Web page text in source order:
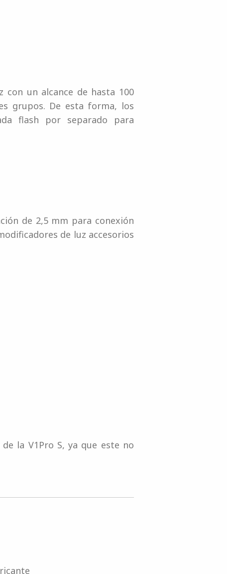
con un alcance de hasta 100
grupos. De esta forma, los
flash por separado para
de 2,5 mm para conexión
de luz accesorios
la V1Pro S, ya que este no